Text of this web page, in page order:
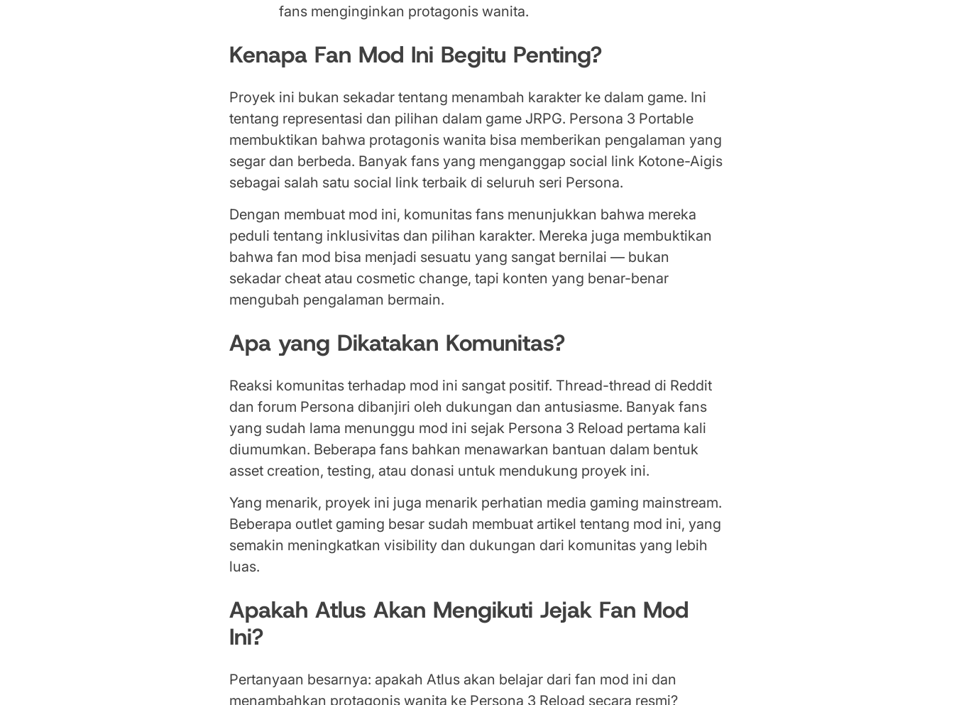
fans menginginkan protagonis wanita.
Kenapa Fan Mod Ini Begitu Penting?
Proyek ini bukan sekadar tentang menambah karakter ke dalam game. Ini
tentang representasi dan pilihan dalam game JRPG. Persona 3 Portable
membuktikan bahwa protagonis wanita bisa memberikan pengalaman yang
segar dan berbeda. Banyak fans yang menganggap social link Kotone-Aigis
sebagai salah satu social link terbaik di seluruh seri Persona.
Dengan membuat mod ini, komunitas fans menunjukkan bahwa mereka
peduli tentang inklusivitas dan pilihan karakter. Mereka juga membuktikan
bahwa fan mod bisa menjadi sesuatu yang sangat bernilai — bukan
sekadar cheat atau cosmetic change, tapi konten yang benar-benar
mengubah pengalaman bermain.
Apa yang Dikatakan Komunitas?
Reaksi komunitas terhadap mod ini sangat positif. Thread-thread di Reddit
dan forum Persona dibanjiri oleh dukungan dan antusiasme. Banyak fans
yang sudah lama menunggu mod ini sejak Persona 3 Reload pertama kali
diumumkan. Beberapa fans bahkan menawarkan bantuan dalam bentuk
asset creation, testing, atau donasi untuk mendukung proyek ini.
Yang menarik, proyek ini juga menarik perhatian media gaming mainstream.
Beberapa outlet gaming besar sudah membuat artikel tentang mod ini, yang
semakin meningkatkan visibility dan dukungan dari komunitas yang lebih
luas.
Apakah Atlus Akan Mengikuti Jejak Fan Mod
Ini?
Pertanyaan besarnya: apakah Atlus akan belajar dari fan mod ini dan
menambahkan protagonis wanita ke Persona 3 Reload secara resmi?